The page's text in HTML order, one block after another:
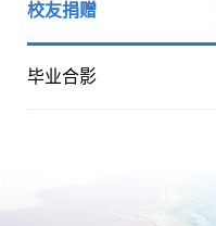
校友捐赠
毕业合影